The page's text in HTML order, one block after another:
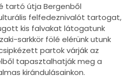
tartó útja Bergenből
felfedeznivalót tartogat,
kis falvakat látogatunk
sarkkör fölé elérünk utunk
partok várják az
tapasztalhatják meg a
kirándulásainkon.